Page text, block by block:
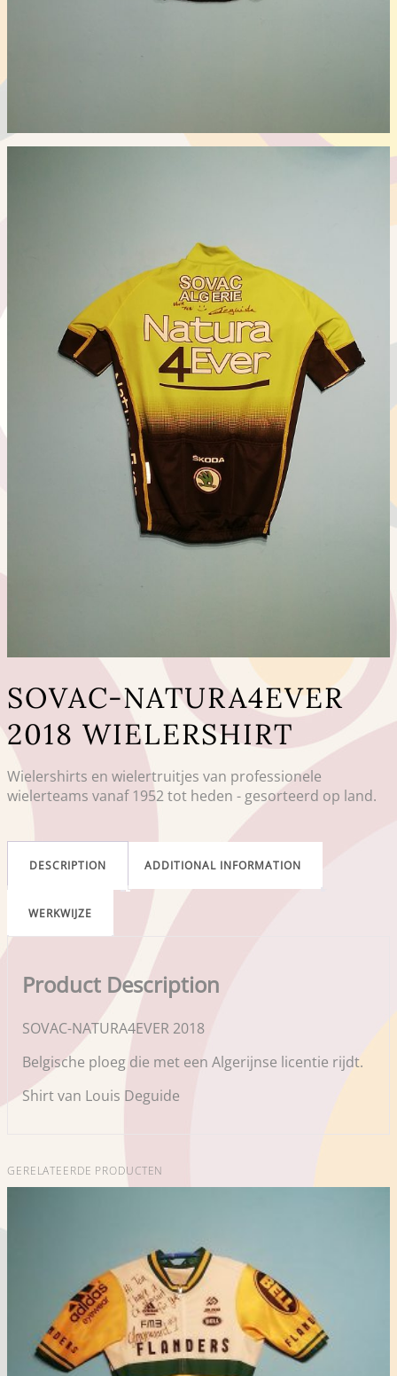
SOVAC-NATURA4EVER
2018 WIELERSHIRT
Wielershirts en wielertruitjes van professionele
wielerteams vanaf 1952 tot heden - gesorteerd op land.
DESCRIPTION ADDITIONAL INFORMATION
WERKWIJZE
Product Description
SOVAC-NATURA4EVER 2018
Belgische ploeg die met een Algerijnse licentie rijdt.
Shirt van Louis Deguide
GERELATEERDE PRODUCTEN